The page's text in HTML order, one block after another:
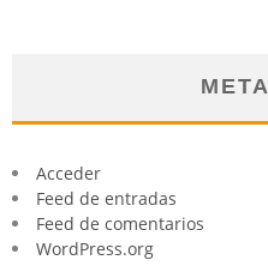
META
Acceder
Feed de entradas
Feed de comentarios
WordPress.org